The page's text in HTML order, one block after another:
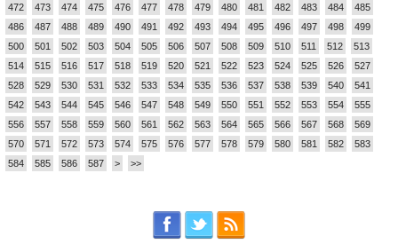
472
473 474 475 476 477 478 479 480 481 482 483 484
485
486
487 488 489 490 491 492 493 494 495 496 497 498
499
500
501 502 503 504 505 506 507 508 509 510 511 512
513
514
515 516 517 518 519 520 521 522 523 524 525 526
527
528
529 530 531 532 533 534 535 536 537 538 539 540
541
542
543 544 545 546 547 548 549 550 551 552 553 554
555
556
557 558 559 560 561 562 563 564 565 566 567 568
569
570
571 572 573 574 575 576 577 578 579 580 581 582
583
584
585 586 587 > >>